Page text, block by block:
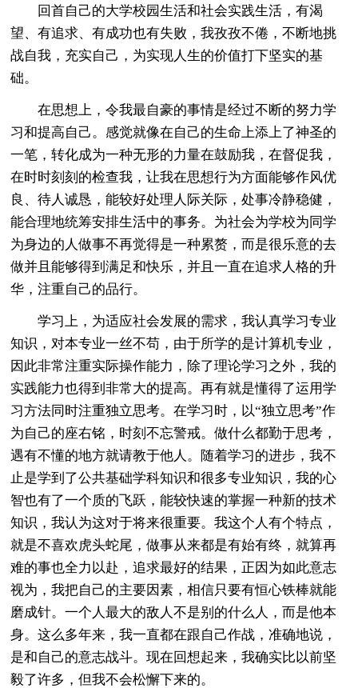
回首自己的大学校园生活和社会实践生活，有渴
望、有追求、有成功也有失败，我孜孜不倦，不断地挑
战自我，充实自己，为实现人生的价值打下坚实的基
础。
在思想上，令我最自豪的事情是经过不断的努力学
习和提高自己。感觉就像在自己的生命上添上了神圣的
一笔，转化成为一种无形的力量在鼓励我，在督促我，
在时时刻刻的检查我，让我在思想行为方面能够作风优
良、待人诚恳，能较好处理人际关际，处事冷静稳健，
能合理地统筹安排生活中的事务。为社会为学校为同学
为身边的人做事不再觉得是一种累赘，而是很乐意的去
做并且能够得到满足和快乐，并且一直在追求人格的升
华，注重自己的品行。
学习上，为适应社会发展的需求，我认真学习专业
知识，对本专业一丝不苟，由于所学的是计算机专业，
因此非常注重实际操作能力，除了理论学习之外，我的
实践能力也得到非常大的提高。再有就是懂得了运用学
习方法同时注重独立思考。在学习时，以“独立思考”作
为自己的座右铭，时刻不忘警戒。做什么都勤于思考，
遇有不懂的地方就请教于他人。随着学习的进步，我不
止是学到了公共基础学科知识和很多专业知识，我的心
智也有了一个质的飞跃，能较快速的掌握一种新的技术
知识，我认为这对于将来很重要。我这个人有个特点，
就是不喜欢虎头蛇尾，做事从来都是有始有终，就算再
难的事也全力以赴，追求最好的结果，正因为如此意志
视为，我把自己的主要因素，相信只要有恒心铁棒就能
磨成针。一个人最大的敌人不是别的什么人，而是他本
身。这么多年来，我一直都在跟自己作战，准确地说，
是和自己的意志战斗。现在回想起来，我确实比以前坚
毅了许多，但我不会松懈下来的。